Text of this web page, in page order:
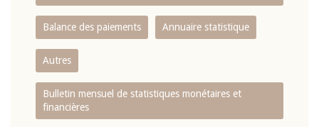
Balance des paiements Annuaire statistique
Autres
Bulletin mensuel de statistiques monétaires et
financières